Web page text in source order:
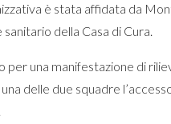
è stata affidata da
della Casa di Cura.
per una manifestazione di
delle due squadre